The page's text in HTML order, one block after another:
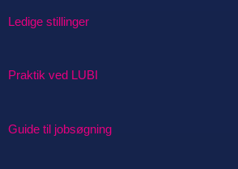
Ledige stillinger
Praktik ved LUBI
Guide til jobsøgning